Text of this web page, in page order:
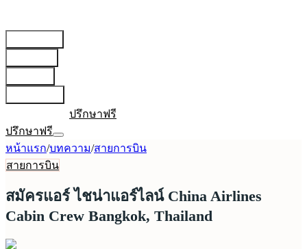
ปรึกษาฟรี
ปรึกษาฟรี
หน้าแรก/บทความ/สายการบิน
สายการบิน
สมัครแอร์ ไชน่าแอร์ไลน์ China Airlines
Cabin Crew Bangkok, Thailand